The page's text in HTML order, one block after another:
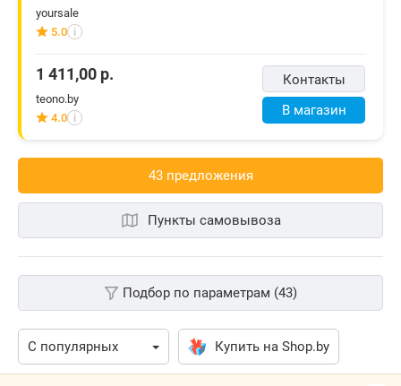
yoursale
5.0 i
Контакты
В магазин
1 411,00 р.
teono.by
4.0 i
43 предложения
Пункты самовывоза
Подбор по параметрам (43)
Купить на Shop.by